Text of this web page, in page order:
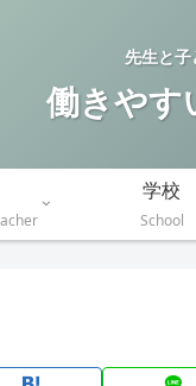
先生と
働きやす
学校
School